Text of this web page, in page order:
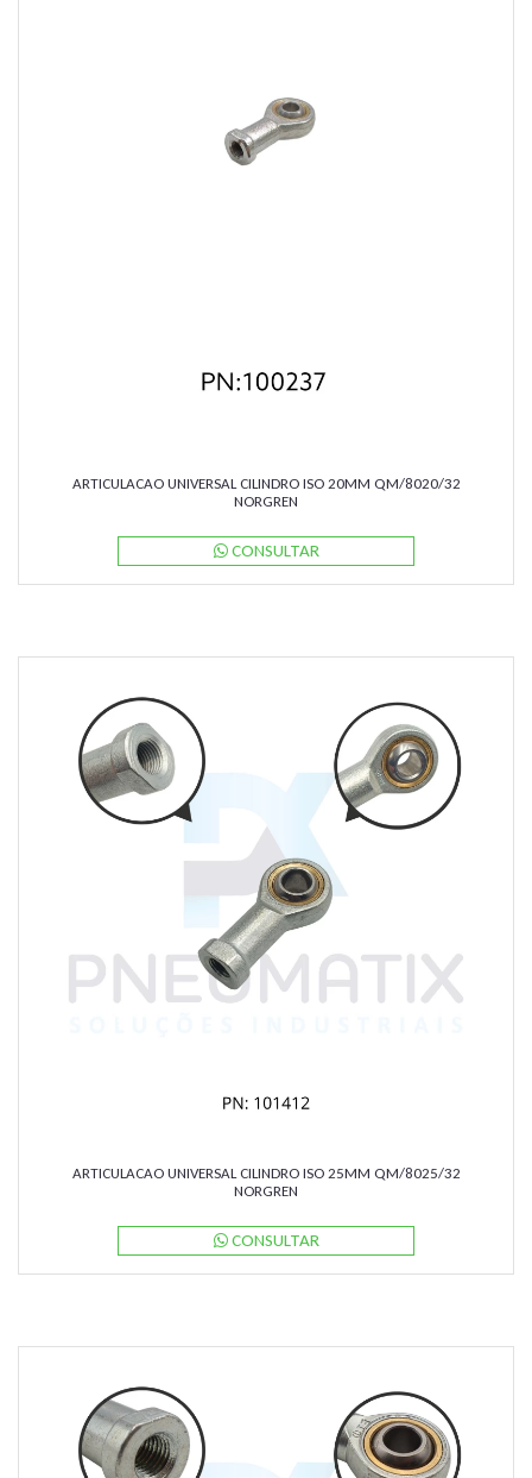
ARTICULACAO UNIVERSAL CILINDRO ISO 20MM QM/8020/32
NORGREN
CONSULTAR
ARTICULACAO UNIVERSAL CILINDRO ISO 25MM QM/8025/32
NORGREN
CONSULTAR